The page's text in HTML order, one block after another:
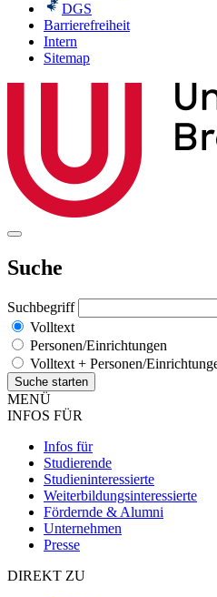
DGS
Barrierefreiheit
Intern
Sitemap
Suche
Suchbegriff
Volltext
Personen/Einrichtungen
Volltext + Personen/
MENÜ
INFOS FÜR
Infos für
Studierende
Studieninteressierte
Weiterbildungsinteressierte
Fördernde & Alumni
Unternehmen
Presse
DIREKT ZU